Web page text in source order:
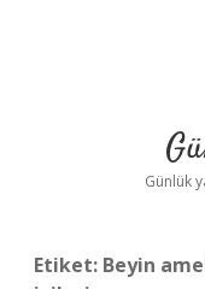
Günlük
Etiket: Beyin